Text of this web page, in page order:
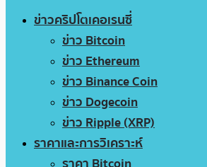
ข่าวคริปโตเคอเรนซี่
ข่าว Bitcoin
ข่าว Ethereum
ข่าว Binance Coin
ข่าว Dogecoin
ข่าว Ripple (XRP)
ราคาและการวิเคราะห์